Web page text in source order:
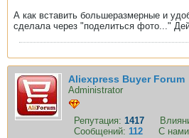
А как вставить большеразмерные и
сделала через "поделиться фото..."
Aliexpress Buyer Forum
Administrator
Репутация: 1417
Сообщений: 112 С